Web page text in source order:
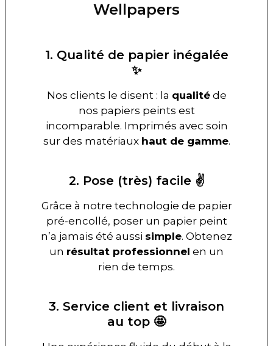
Wellpapers
1. Qualité de papier inégalée
✨
Nos clients le disent : la qualitéde
nos papiers peints est
incomparable. Imprimés avec soin
sur des matériaux haut de gamme.
2. Pose (très) facile ✌️
Grâce à notre technologie de papier
pré-encollé, poser un papier peint
n’a jamais été aussi simple. Obtenez
un résultat professionnel en un
rien de temps.
3. Service client et livraison
au top 🤩